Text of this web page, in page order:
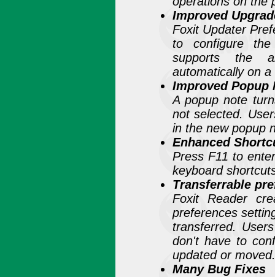
Improved
Foxit Updater
to configure
supports the
automatically on
Improved Popup
A popup note
not selected.
in the new popup
Enhanced
Press F11 to
keyboard
Transferrable
Foxit Reader
preferences
transferred.
don't have to
updated or moved.
Many Bug Fixes